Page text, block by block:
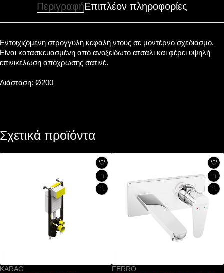
ΠεριγραφήΕπιπλέον πληροφορίες
Εντοιχιζόμενη στρογγυλή κεφαλή ντους σε μοντέρνο σχεδιασμό.
Είναι κατασκευασμένη από ανοξείδωτο ατσάλι και φέρει υψηλή
επινικέλωση απόχρωσης σατινέ.
Διάσταση: Ø200
Σχετικά προϊόντα